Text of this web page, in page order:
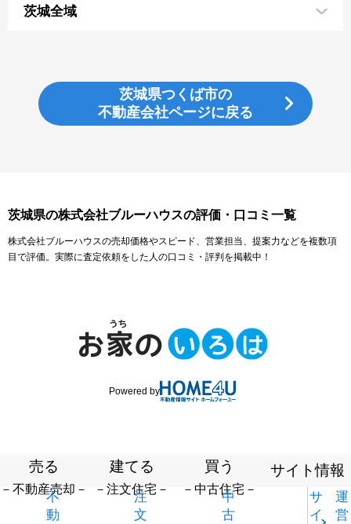
茨城全域
茨城県つくば市の
不動産会社ページに戻る
茨城県の株式会社ブルーハウスの評価・口コミ一覧
株式会社ブルーハウスの売却価格やスピード、営業担当、提案力などを複数項
目で評価。実際に査定依頼をした人の口コミ・評判を掲載中！
Powered by
売る
－不動産売却－
不
動
建てる
－注文住宅－
注
文
買う
－中古住宅－
中
古
サイト情報
サ
イ
運
営